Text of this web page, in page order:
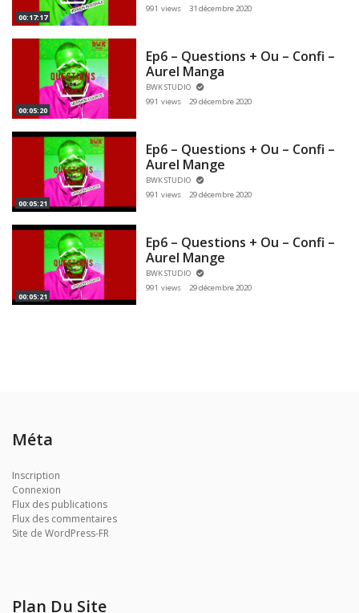
00:17:17
991 views
31 décembre 2020
00:05:20
Ep6 – Questions + Ou – Confi –
Aurel Manga
BWK STUDIO
991 views
29 décembre 2020
00:05:21
Ep6 – Questions + Ou – Confi –
Aurel Mange
BWK STUDIO
991 views
29 décembre 2020
00:05:21
Ep6 – Questions + Ou – Confi –
Aurel Mange
BWK STUDIO
991 views
29 décembre 2020
Méta
Inscription
Connexion
Flux des publications
Flux des commentaires
Site de WordPress-FR
Plan Du Site